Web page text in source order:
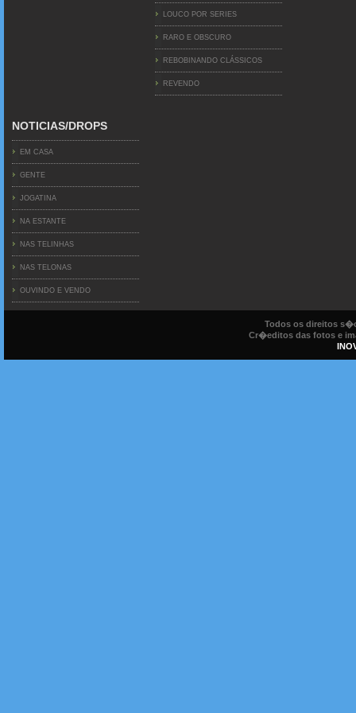
LOUCO POR SERIES
RARO E OBSCURO
REBOBINANDO CLÁSSICOS
REVENDO
NOTICIAS/DROPS
EM CASA
GENTE
JOGATINA
NA ESTANTE
NAS TELINHAS
NAS TELONAS
OUVINDO E VENDO
Todos os direitos
Cr�editos das fotos e